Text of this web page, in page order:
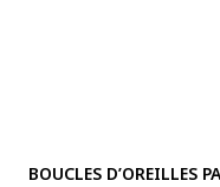
BOUCLES D’OREILLES